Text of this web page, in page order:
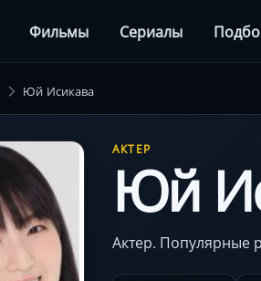
Фильмы Сериалы
Юй Исикава
АКТЕР
Юй
Актер. Популярные